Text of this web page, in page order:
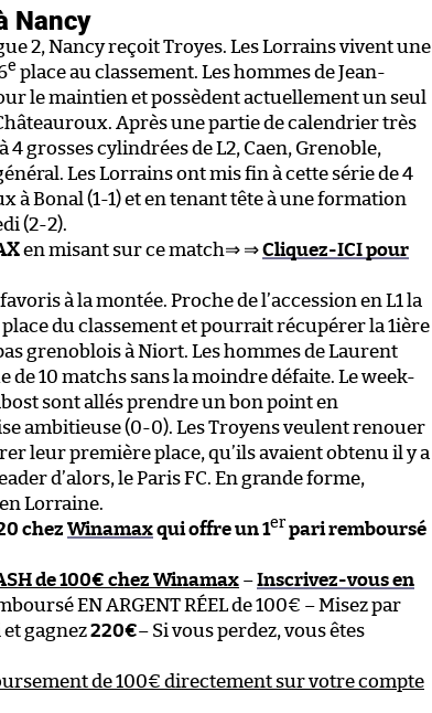
Nancy
2, Nancy reçoit Troyes. Les Lorrains vivent une
e place au classement. Les hommes de Jean-
le maintien et possèdent actuellement un seul
Après une partie de calendrier très
grosses cylindrées de L2, Caen, Grenoble,
Les Lorrains ont mis fin à cette série de 4
à Bonal (1-1) et en tenant tête à une formation
(2-2).
en misant sur ce match⇒ ⇒Cliquez-ICI pour
à la montée. Proche de l’accession en L1 la
place du classement et pourrait récupérer la 1ière
grenoblois à Niort. Les hommes de Laurent
10 matchs sans la moindre défaite. Le week-
sont allés prendre un bon point en
ambitieuse (0-0). Les Troyens veulent renouer
leur première place, qu’ils avaient obtenu il y a
d’alors, le Paris FC. En grande forme,
Lorraine.
chez Winamaxqui offre un 1er pari remboursé
de 100€ chez Winamax –Inscrivez-vous en
EN ARGENT RÉEL de 100€ – Misez par
gagnez220€– Si vous perdez, vous êtes
de 100€ directement sur votre compte